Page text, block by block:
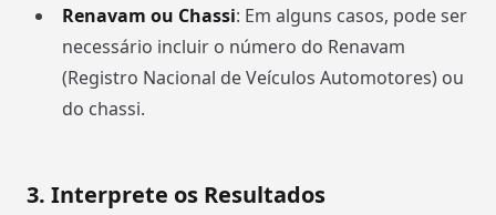
Renavam ou Chassi: Em alguns casos, pode ser
necessário incluir o número do Renavam
(Registro Nacional de Veículos Automotores) ou
do chassi.
3. Interprete os Resultados